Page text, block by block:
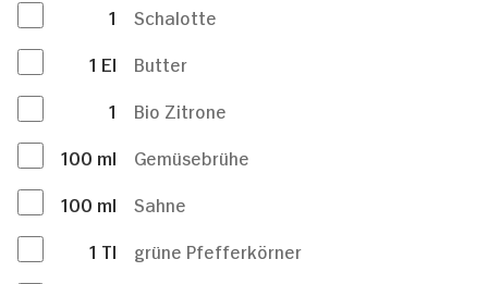
1
Schalotte
1 El
Butter
1
Bio Zitrone
100 ml
Gemüsebrühe
100 ml
Sahne
1 Tl
grüne Pfefferkörner